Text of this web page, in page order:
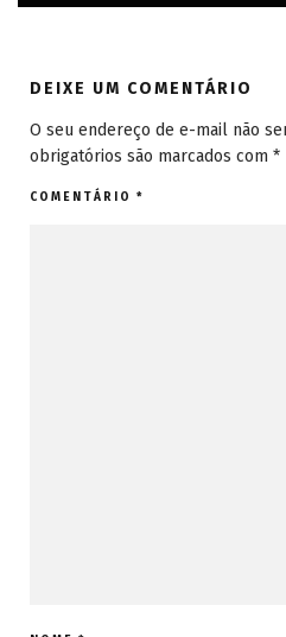
DEIXE UM COMENTÁRIO
O seu endereço de e-mail não
obrigatórios são marcados com *
COMENTÁRIO *